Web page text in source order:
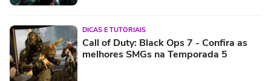
DICAS E TUTORIAIS
Call of Duty: Black Ops 7 - Confira as
melhores SMGs na Temporada 5